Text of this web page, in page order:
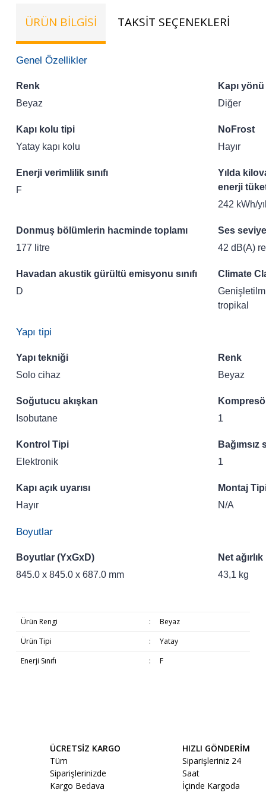
ÜRÜN BILGISI TAKSIT SEÇENEKLERI
Genel Özellikler
Renk
Beyaz
Kapı yönü
Diğer
Kapı kolu tipi
Yatay kapı kolu
NoFrost
Hayır
Enerji verimlilik sınıfı
F
Yılda
enerji
242 kWh/
Donmuş bölümlerin hacminde toplamı
177 litre
Ses
42 dB(A)
Havadan akustik gürültü emisyonu sınıfı
D
Climate
tropikal
Yapı tipi
Yapı tekniği
Solo cihaz
Renk
Beyaz
Soğutucu akışkan
Isobutane
1
Kontrol Tipi
Elektronik
1
Kapı açık uyarısı
Hayır
Montaj
N/A
Boyutlar
Boyutlar (YxGxD)
845.0 x 845.0 x 687.0 mm
Net ağırlık
43,1 kg
Ürün Rengi :
Beyaz
Ürün Tipi
:
Yatay
Enerji Sınıfı
: F
Yorum Yaz
Ürün resmi kalitesiz, bozuk veya görüntülenemiyor.
Ürün açıklamasında eksik bilgiler bulunuyor.
Beyaz Eşya ve Televizyon gibi Büyük
ÜCRETSİZ KARGO
Tüm
Siparişlerinizde
Kargo Bedava
HIZLI GÖNDERİM
Siparişleriniz 24
Saat
İçinde Kargoda